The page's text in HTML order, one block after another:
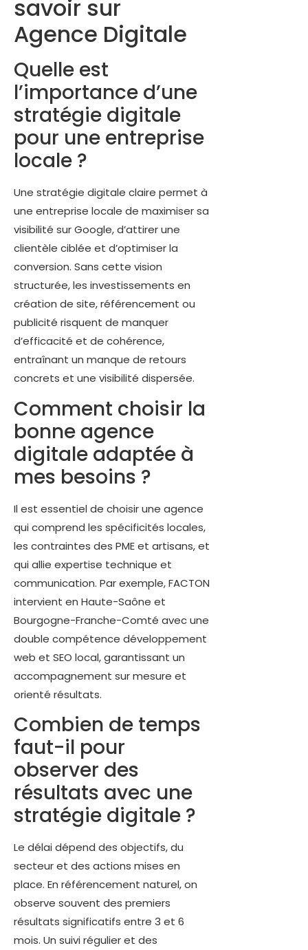
savoir sur
Agence Digitale
Quelle est
l’importance d’une
stratégie digitale
pour une entreprise
locale ?
Une stratégie digitale claire permet à
une entreprise locale de maximiser sa
visibilité sur Google, d’attirer une
clientèle ciblée et d’optimiser la
conversion. Sans cette vision
structurée, les investissements en
création de site, référencement ou
publicité risquent de manquer
d’efficacité et de cohérence,
entraînant un manque de retours
concrets et une visibilité dispersée.
Comment choisir la
bonne agence
digitale adaptée à
mes besoins ?
Il est essentiel de choisir une agence
qui comprend les spécificités locales,
les contraintes des PME et artisans, et
qui allie expertise technique et
communication. Par exemple, FACTON
intervient en Haute-Saône et
Bourgogne-Franche-Comté avec une
double compétence développement
web et SEO local, garantissant un
accompagnement sur mesure et
orienté résultats.
Combien de temps
faut-il pour
observer des
résultats avec une
stratégie digitale ?
Le délai dépend des objectifs, du
secteur et des actions mises en
place. En référencement naturel, on
observe souvent des premiers
résultats significatifs entre 3 et 6
mois. Un suivi régulier et des